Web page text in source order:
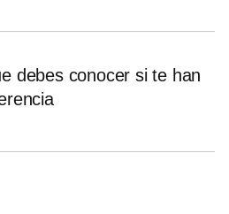
debes conocer si te han